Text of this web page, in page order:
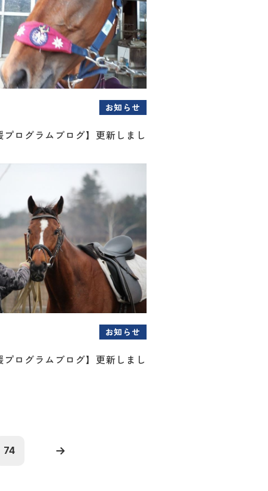
お知らせ
ログラムブログ】更新しまし
お知らせ
ログラムブログ】更新しまし
74